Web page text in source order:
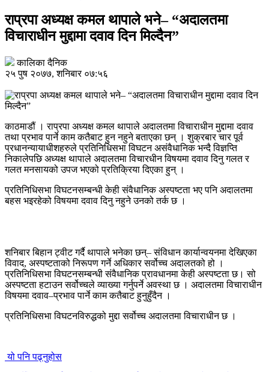
राप्रपा अध्यक्ष कमल थापाले भने– “अदालतमा
विचाराधीन मुद्दामा दवाव दिन मिल्दैन”
कालिका दैनिक
२५ पुष २०७७, शनिबार ०७:५६
काठमाडौं । राप्रपा अध्यक्ष कमल थापाले अदालतमा विचाराधीन मुद्दामा दवाव
तथा प्रभाव पार्ने काम कतैबाट हुन नहुने बताएका छन् । शुक्रबार चार पूर्व
प्रधानन्यायाधीशहरुले प्रतिनिधिसभा विघटन असंवैधानिक भन्दै विज्ञप्ति
निकालेपछि अध्यक्ष थापाले अदालतमा विचारधीन विषयमा दवाव दिनु गलत र
गलत मनसायको उपज भएको प्रतिक्रिया दिएका हुन् ।
प्रतिनिधिसभा विघटनसम्बन्धी केही संवैधानिक अस्पष्टता भए पनि अदालतमा
बहस भइरहेको विषयमा दवाव दिनु नहुने उनको तर्क छ ।
शनिबार बिहान ट्वीट गर्दै थापाले भनेका छन्– संविधान कार्यान्वयनमा देखिएका
विवाद, अस्पष्टताको निरूपण गर्ने अधिकार सर्वोच्च अदालतको हो ।
प्रतिनिधिसभा विघटनसम्बन्धी संवैधानिक प्रावधानमा केही अस्पष्टता छ। सो
अस्पष्टता हटाउन सर्वोच्चले व्याख्या गर्नुपर्ने अवस्था छ । अदालतमा विचाराधीन
विषयमा दवाव–प्रभाव पार्ने काम कतैबाट हुनुहुँदैन ।
प्रतिनिधिसभा विघटनविरुद्धको मुद्दा सर्वोच्च अदालतमा विचाराधीन छ ।
यो पनि पढ्नुहोस